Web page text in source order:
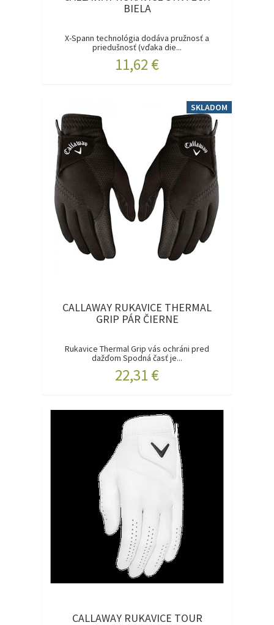
BIELA
X-Spann technológia dodáva pružnosť a
priedušnosť (vďaka die...
11,62 €
SKLADOM
CALLAWAY RUKAVICE THERMAL
GRIP PÁR ČIERNE
Rukavice Thermal Grip vás ochráni pred
dažďom Spodná časť je...
22,31 €
CALLAWAY RUKAVICE TOUR